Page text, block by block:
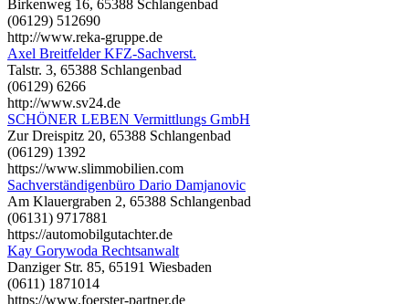
Birkenweg 16, 65388 Schlangenbad
(06129) 512690
http://www.reka-gruppe.de
Axel Breitfelder KFZ-Sachverst.
Talstr. 3, 65388 Schlangenbad
(06129) 6266
http://www.sv24.de
SCHÖNER LEBEN Vermittlungs GmbH
Zur Dreispitz 20, 65388 Schlangenbad
(06129) 1392
https://www.slimmobilien.com
Sachverständigenbüro Dario Damjanovic
Am Klauergraben 2, 65388 Schlangenbad
(06131) 9717881
https://automobilgutachter.de
Kay Gorywoda Rechtsanwalt
Danziger Str. 85, 65191 Wiesbaden
(0611) 1871014
https://www.foerster-partner.de